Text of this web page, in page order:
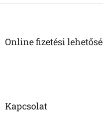
L
Online fizetési
Kapcsolat